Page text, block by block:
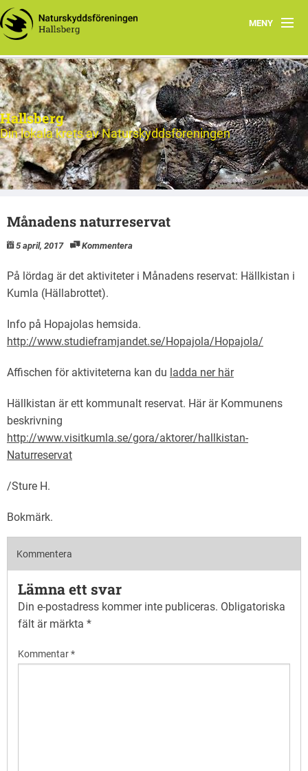
MENY
Hem
Nytt och Aktuellt
Verksamheten
Aktiviteter 2026
Natur
Hallsberg
Din lokala krets av Naturskyddsföreningen
Månadens naturreservat
5 april, 2017 Kommentera
På lördag är det aktiviteter i Månadens reservat: Hällkistan i
Kumla (Hällabrottet).
Info på Hopajolas hemsida.
http://www.studieframjandet.se/Hopajola/Hopajola/
Affischen för aktiviteterna kan du ladda ner här
Hällkistan är ett kommunalt reservat. Här är Kommunens
beskrivning
http://www.visitkumla.se/gora/aktorer/hallkistan-
Naturreservat
/Sture H.
Bokmärk.
Kommentera
Lämna ett svar
Din e-postadress kommer inte publiceras. Obligatoriska
fält är märkta *
Kommentar*